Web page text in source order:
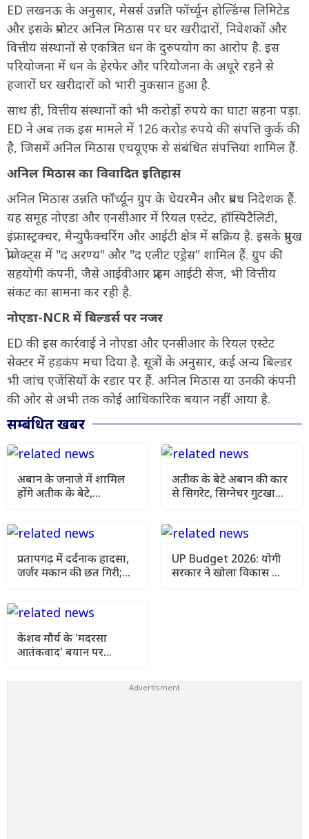
ED लखनऊ के अनुसार, मेसर्स उन्नति फॉर्च्यून होल्डिंग्स लिमिटेड
और इसके प्रमोटर अनिल मिठास पर घर खरीदारों, निवेशकों और
वित्तीय संस्थानों से एकत्रित धन के दुरुपयोग का आरोप है. इस
परियोजना में धन के हेरफेर और परियोजना के अधूरे रहने से
हजारों घर खरीदारों को भारी नुकसान हुआ है.
साथ ही, वित्तीय संस्थानों को भी करोड़ों रुपये का घाटा सहना पड़ा.
ED ने अब तक इस मामले में 126 करोड़ रुपये की संपत्ति कुर्क की
है, जिसमें अनिल मिठास एचयूएफ से संबंधित संपत्तियां शामिल हैं.
अनिल मिठास का विवादित इतिहास
अनिल मिठास उन्नति फॉर्च्यून ग्रुप के चेयरमैन और प्रबंध निदेशक हैं.
यह समूह नोएडा और एनसीआर में रियल एस्टेट, हॉस्पिटैलिटी,
इंफ्रास्ट्रक्चर, मैन्युफैक्चरिंग और आईटी क्षेत्र में सक्रिय है. इसके प्रमुख
प्रोजेक्ट्स में "द अरण्य" और "द एलीट एड्रेस" शामिल हैं. ग्रुप की
सहयोगी कंपनी, जैसे आईवीआर प्राइम आईटी सेज, भी वित्तीय
संकट का सामना कर रही है.
नोएडा-NCR में बिल्डर्स पर नजर
ED की इस कार्रवाई ने नोएडा और एनसीआर के रियल एस्टेट
सेक्टर में हड़कंप मचा दिया है. सूत्रों के अनुसार, कई अन्य बिल्डर
भी जांच एजेंसियों के रडार पर हैं. अनिल मिठास या उनकी कंपनी
की ओर से अभी तक कोई आधिकारिक बयान नहीं आया है.
सम्बंधित खबर
अबान के जनाजे में शामिल
होंगे अतीक के बेटे,
अतीक के बेटे अबान की कार
से सिगरेट, सिग्नेचर गुटखा
प्रतापगढ़ में दर्दनाक हादसा,
जर्जर मकान की छत गिरी;
UP Budget 2026: योगी
सरकार ने खोला विकास का
केशव मौर्य के 'मदरसा
आतंकवाद' बयान पर